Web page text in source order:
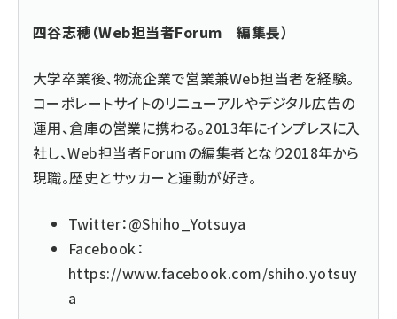
四谷志穂（Web担当者Forum 編集長）
大学卒業後、物流企業で営業兼Web担当者を経験。
コーポレートサイトのリニューアルやデジタル広告の
運用、倉庫の営業に携わる。2013年にインプレスに入
社し、Web担当者Forumの編集者となり2018年から
現職。歴史とサッカーと運動が好き。
Twitter：@Shiho_Yotsuya
Facebook：
https://www.facebook.com/shiho.yotsuy
a